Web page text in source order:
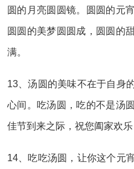
圆的月亮圆圆镜。圆圆的元
圆圆的美梦圆圆成，圆圆的
满。
13、汤圆的美味不在于自身
心间。吃汤圆，吃的不是汤
佳节到来之际，祝您阖家欢
14、吃吃汤圆，让你这个元